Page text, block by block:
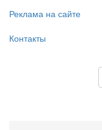
Реклама на сайте
Контакты